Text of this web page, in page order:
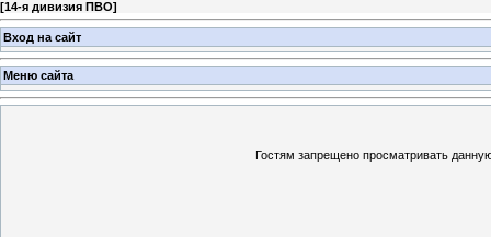
[14-я дивизия ПВО]
Вход на сайт
Меню сайта
Гостям запрещено просматривать